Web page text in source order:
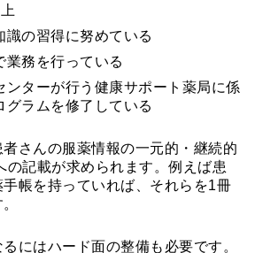
識の習得に努めている
業務を行っている
ンターが行う健康サポート薬局に係
グラムを修了している
さんの服薬情報の一元的・継続的
の記載が求められます。例えば患
帳を持っていれば、それらを1冊
にはハード面の整備も必要です。